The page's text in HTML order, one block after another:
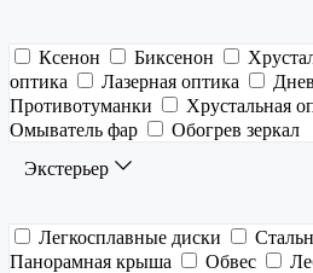
Ксенон Биксенон
оптика
Лазерная оптика
Противотуманки
Хрустальная
Омыватель фар
Обогрев зеркал
Экстерьер
Легкосплавные диски
Панорамная крыша
Обвес